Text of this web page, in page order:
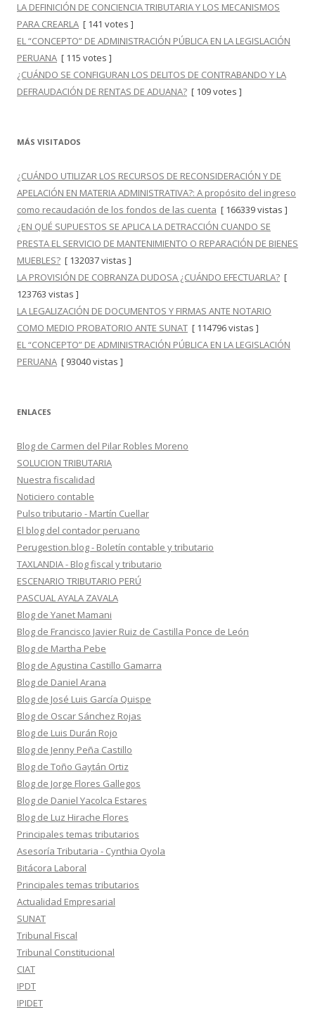
LA DEFINICIÓN DE CONCIENCIA TRIBUTARIA Y LOS MECANISMOS
PARA CREARLA [ 141 votes ]
EL “CONCEPTO” DE ADMINISTRACIÓN PÚBLICA EN LA LEGISLACIÓN
PERUANA [ 115 votes ]
¿CUÁNDO SE CONFIGURAN LOS DELITOS DE CONTRABANDO Y LA
DEFRAUDACIÓN DE RENTAS DE ADUANA? [ 109 votes ]
MÁS VISITADOS
¿CUÁNDO UTILIZAR LOS RECURSOS DE RECONSIDERACIÓN Y DE
APELACIÓN EN MATERIA ADMINISTRATIVA?: A propósito del ingreso
como recaudación de los fondos de las cuenta [ 166339 vistas ]
¿EN QUÉ SUPUESTOS SE APLICA LA DETRACCIÓN CUANDO SE
PRESTA EL SERVICIO DE MANTENIMIENTO O REPARACIÓN DE BIENES
MUEBLES? [ 132037 vistas ]
LA PROVISIÓN DE COBRANZA DUDOSA ¿CUÁNDO EFECTUARLA? [
123763 vistas ]
LA LEGALIZACIÓN DE DOCUMENTOS Y FIRMAS ANTE NOTARIO
COMO MEDIO PROBATORIO ANTE SUNAT [ 114796 vistas ]
EL “CONCEPTO” DE ADMINISTRACIÓN PÚBLICA EN LA LEGISLACIÓN
PERUANA [ 93040 vistas ]
ENLACES
Blog de Carmen del Pilar Robles Moreno
SOLUCION TRIBUTARIA
Nuestra fiscalidad
Noticiero contable
Pulso tributario - Martín Cuellar
El blog del contador peruano
Perugestion.blog - Boletín contable y tributario
TAXLANDIA - Blog fiscal y tributario
ESCENARIO TRIBUTARIO PERÚ
PASCUAL AYALA ZAVALA
Blog de Yanet Mamani
Blog de Francisco Javier Ruiz de Castilla Ponce de León
Blog de Martha Pebe
Blog de Agustina Castillo Gamarra
Blog de Daniel Arana
Blog de José Luis García Quispe
Blog de Oscar Sánchez Rojas
Blog de Luis Durán Rojo
Blog de Jenny Peña Castillo
Blog de Toño Gaytán Ortiz
Blog de Jorge Flores Gallegos
Blog de Daniel Yacolca Estares
Blog de Luz Hirache Flores
Principales temas tributarios
Asesoría Tributaria - Cynthia Oyola
Bitácora Laboral
Principales temas tributarios
Actualidad Empresarial
SUNAT
Tribunal Fiscal
Tribunal Constitucional
CIAT
IPDT
IPIDET